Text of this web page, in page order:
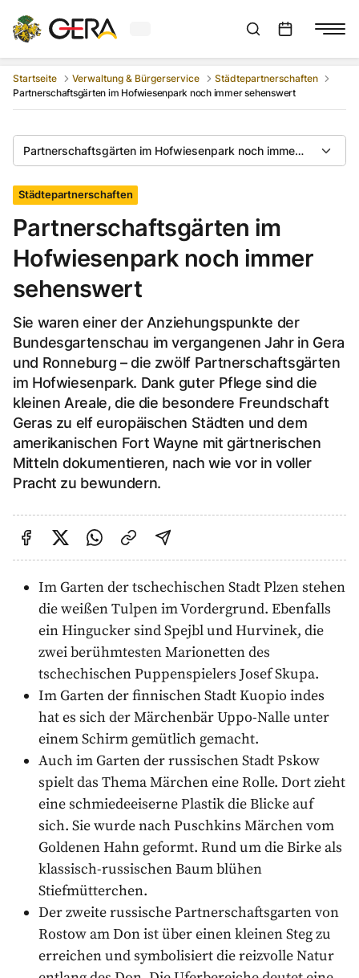
Aktuelles Wetter in GeraSuchleiste anzeigen
Startseite Verwaltung & Bürgerservice
Städtepartnerschaften
Partnerschaftsgärten im Hofwiesenpark noch immer sehenswert
Partnerschaftsgärten im Hofwiesenpark noch immer
Städtepartnerschaften
Partnerschaftsgärten im
Hofwiesenpark noch immer
sehenswert
Sie waren einer der Anziehungspunkte der
Bundesgartenschau im vergangenen Jahr in Gera
und Ronneburg – die zwölf Partnerschaftsgärten
im Hofwiesenpark. Dank guter Pflege sind die
kleinen Areale, die die besondere Freundschaft
Geras zu elf europäischen Städten und dem
amerikanischen Fort Wayne mit gärtnerischen
Mitteln dokumentieren, nach wie vor in voller
Pracht zu bewundern.
Auf Facebook teilen
Auf Twitter teilen
Per Link teilen
shareViaEmail
Im Garten der tschechischen Stadt Plzen stehen
die weißen Tulpen im Vordergrund. Ebenfalls
ein Hingucker sind Spejbl und Hurvinek, die
zwei berühmtesten Marionetten des
tschechischen Puppenspielers Josef Skupa.
Im Garten der finnischen Stadt Kuopio indes
hat es sich der Märchenbär Uppo-Nalle unter
einem Schirm gemütlich gemacht.
Auch im Garten der russischen Stadt Pskow
spielt das Thema Märchen eine Rolle. Dort zieht
eine schmiedeeiserne Plastik die Blicke auf
sich. Sie wurde nach Puschkins Märchen vom
Goldenen Hahn geformt. Rund um die Birke als
klassisch-russischen Baum blühen
Stiefmütterchen.
Der zweite russische Partnerschaftsgarten von
Rostow am Don ist über einen kleinen Steg zu
erreichen und symbolisiert die reizvolle Natur